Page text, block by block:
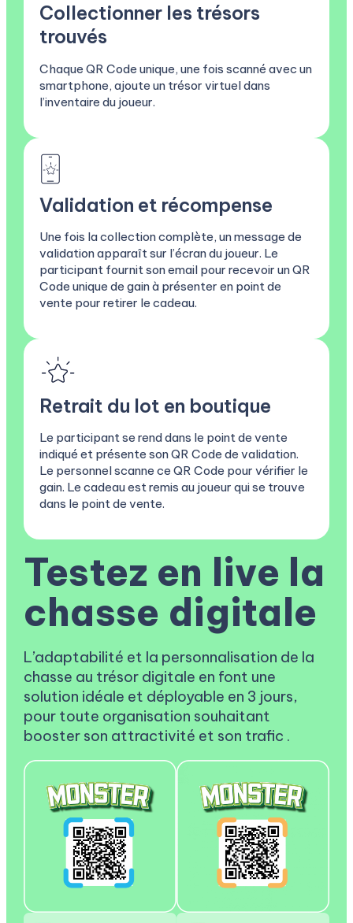
Collectionner les trésors
trouvés
Chaque QR Code unique, une fois scanné avec un
smartphone, ajoute un trésor virtuel dans
l’inventaire du joueur.
Validation et récompense
Une fois la collection complète, un message de
validation apparaît sur l’écran du joueur. Le
participant fournit son email pour recevoir un QR
Code unique de gain à présenter en point de
vente pour retirer le cadeau.
Retrait du lot en boutique
Le participant se rend dans le point de vente
indiqué et présente son QR Code de validation.
Le personnel scanne ce QR Code pour vérifier le
gain. Le cadeau est remis au joueur qui se trouve
dans le point de vente.
Testez en live la
chasse digitale
L’adaptabilité et la personnalisation de la
chasse au trésor digitale en font une
solution idéale et déployable en 3 jours,
pour toute organisation souhaitant
booster son attractivité et son trafic .